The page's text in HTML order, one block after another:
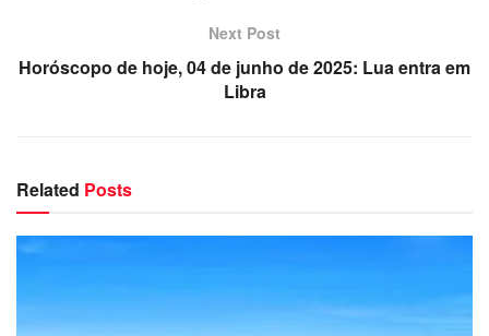
Next Post
Horóscopo de hoje, 04 de junho de 2025: Lua entra em
Libra
Related Posts